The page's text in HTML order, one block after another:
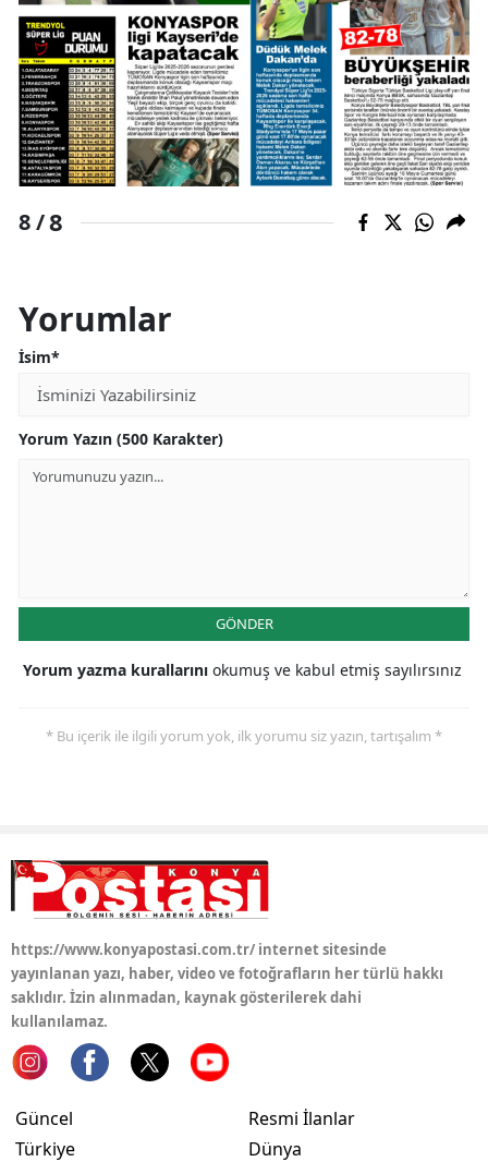
8 /8
Yorumlar
İsim*
Yorum Yazın (500 Karakter)
GÖNDER
Yorum yazma kurallarını okumuş ve kabul etmiş sayılırsınız
* Bu içerik ile ilgili yorum yok, ilk yorumu siz yazın, tartışalım *
https://www.konyapostasi.com.tr/ internet sitesinde
yayınlanan yazı, haber, video ve fotoğrafların her türlü hakkı
saklıdır. İzin alınmadan, kaynak gösterilerek dahi
kullanılamaz.
Güncel
Türkiye
Resmi İlanlar
Dünya